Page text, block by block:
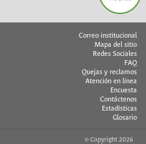
Correo institucional
Mapa del sitio
Redes Sociales
FAQ
Quejas y reclamos
Atención en línea
Encuesta
Contáctenos
Estadísticas
Glosario
© Copyright 2026